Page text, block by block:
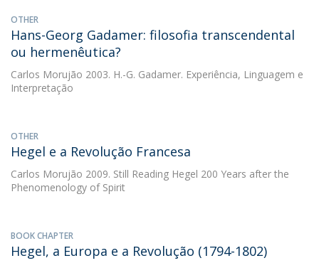
OTHER
Hans-Georg Gadamer: filosofia transcendental
ou hermenêutica?
Carlos Morujão 2003. H.-G. Gadamer. Experiência, Linguagem e
Interpretação
OTHER
Hegel e a Revolução Francesa
Carlos Morujão 2009. Still Reading Hegel 200 Years after the
Phenomenology of Spirit
BOOK CHAPTER
Hegel, a Europa e a Revolução (1794-1802)